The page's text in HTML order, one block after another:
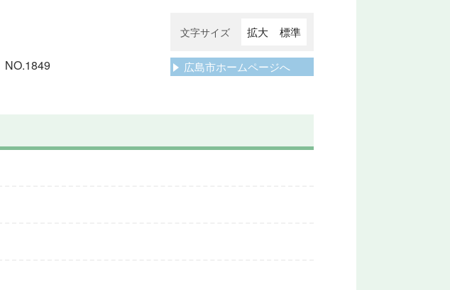
NO.1849
文字サイズ 拡大 標準
広島市ホームページへ